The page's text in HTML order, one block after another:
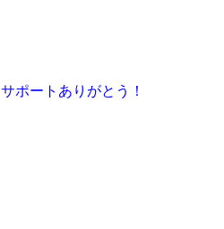
サポートありがとう！